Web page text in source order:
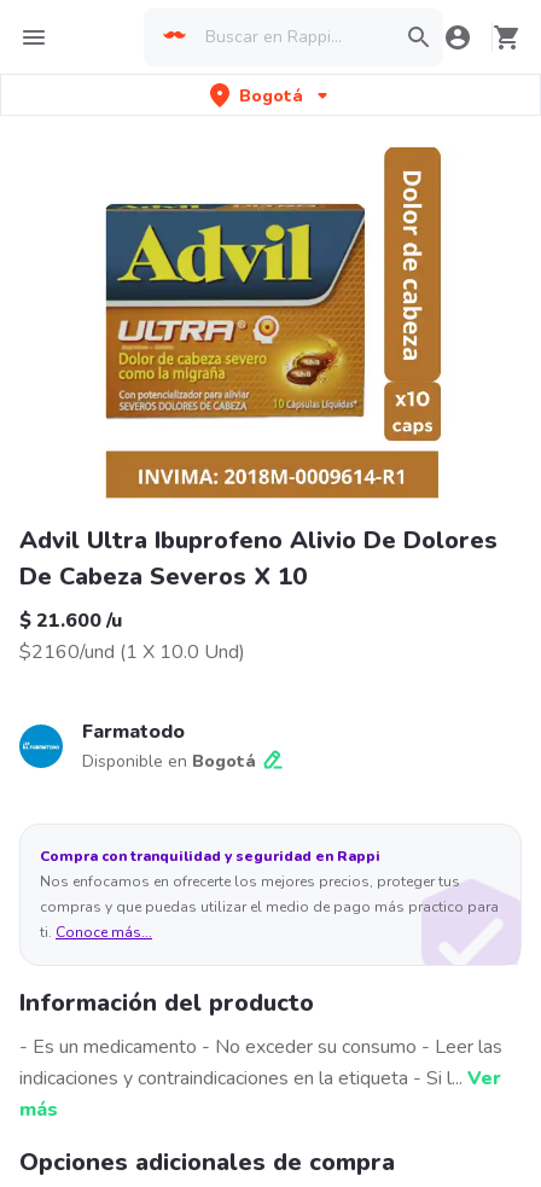
Bogotá
Advil Ultra Ibuprofeno Alivio De Dolores
De Cabeza Severos X 10
$ 21.600/u
$2160/und (1 X 10.0 Und)
Farmatodo
Disponible en Bogotá
Compra con tranquilidad y seguridad en Rappi
Nos enfocamos en ofrecerte los mejores precios, proteger tus
compras y que puedas utilizar el medio de pago más practico para
ti. Conoce más...
Información del producto
- Es un medicamento - No exceder su consumo - Leer las
indicaciones y contraindicaciones en la etiqueta - Si l... Ver
más
Opciones adicionales de compra